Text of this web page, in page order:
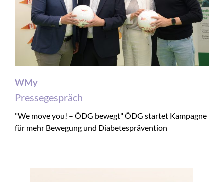
WMy
Pressegespräch
"We move you! – ÖDG bewegt" ÖDG startet Kampagne
für mehr Bewegung und Diabetesprävention